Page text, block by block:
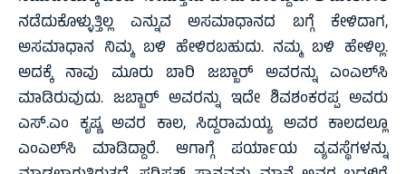
ನಡೆದುಕೊಳ್ಳುತ್ತಿಲ್ಲ ಎನ್ನುವ ಅಸಮಾಧಾನದ ಬಗ್ಗೆ ಕೇಳಿದಾಗ,
ಅಸಮಾಧಾನ ನಿಮ್ಮ ಬಳಿ ಹೇಳಿರಬಹುದು. ನಮ್ಮ ಬಳಿ ಹೇಳಿಲ್ಲ.
ಅದಕ್ಕೆ ನಾವು ಮೂರು ಬಾರಿ ಜಬ್ಬಾರ್ ಅವರನ್ನು ಎಂಎಲ್‌ಸಿ
ಮಾಡಿರುವುದು. ಜಬ್ಬಾರ್ ಅವರನ್ನು ಇದೇ ಶಿವಶಂಕರಪ್ಪ ಅವರು
ಎಸ್.ಎಂ ಕೃಷ್ಣ ಅವರ ಕಾಲ, ಸಿದ್ದರಾಮಯ್ಯ ಅವರ ಕಾಲದಲ್ಲೂ
ಎಂಎಲ್‌ಸಿ ಮಾಡಿದ್ದಾರೆ. ಆಗಾಗ್ಗೆ ಪರ್ಯಾಯ ವ್ಯವಸ್ಥೆಗಳನ್ನು